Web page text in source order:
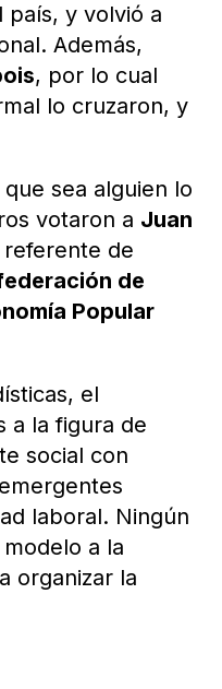
país, y volvió a
Además,
, por lo cual
lo cruzaron, y
sea alguien lo
votaron a Juan
referente de
de
Popular
el
a la figura de
social con
laboral. Ningún
a la
organizar la